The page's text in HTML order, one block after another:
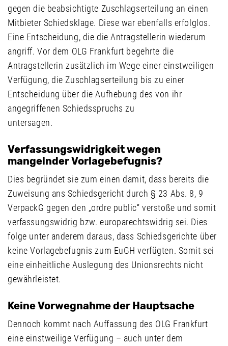
gegen die beabsichtigte Zuschlagserteilung an einen
Mitbieter Schiedsklage. Diese war ebenfalls erfolglos.
Eine Entscheidung, die die Antragstellerin wiederum
angriff. Vor dem OLG Frankfurt begehrte die
Antragstellerin zusätzlich im Wege einer einstweiligen
Verfügung, die Zuschlagserteilung bis zu einer
Entscheidung über die Aufhebung des von ihr
angegriffenen Schiedsspruchs zu
untersagen.
Verfassungswidrigkeit wegen
mangelnder Vorlagebefugnis?
Dies begründet sie zum einen damit, dass bereits die
Zuweisung ans Schiedsgericht durch § 23 Abs. 8, 9
VerpackG gegen den „ordre public“ verstoße und somit
verfassungswidrig bzw. europarechtswidrig sei. Dies
folge unter anderem daraus, dass Schiedsgerichte über
keine Vorlagebefugnis zum EuGH verfügten. Somit sei
eine einheitliche Auslegung des Unionsrechts nicht
gewährleistet.
Keine Vorwegnahme der Hauptsache
Dennoch kommt nach Auffassung des OLG Frankfurt
eine einstweilige Verfügung – auch unter dem